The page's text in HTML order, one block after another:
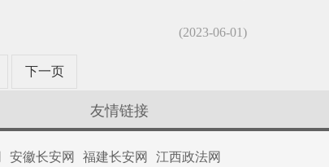
(2023-06-01)
下一页
安徽长安网 福建长安网
江西政法网
友情链接